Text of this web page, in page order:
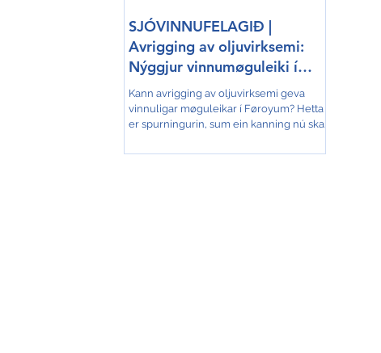
SJÓVINNUFELAGIÐ |
Avrigging av oljuvirksemi:
Nýggjur vinnumøguleiki í
Føroyum?
Kann avrigging av oljuvirksemi geva
vinnuligar møguleikar í Føroyum? Hetta
er spurningurin, sum ein kanning nú skal